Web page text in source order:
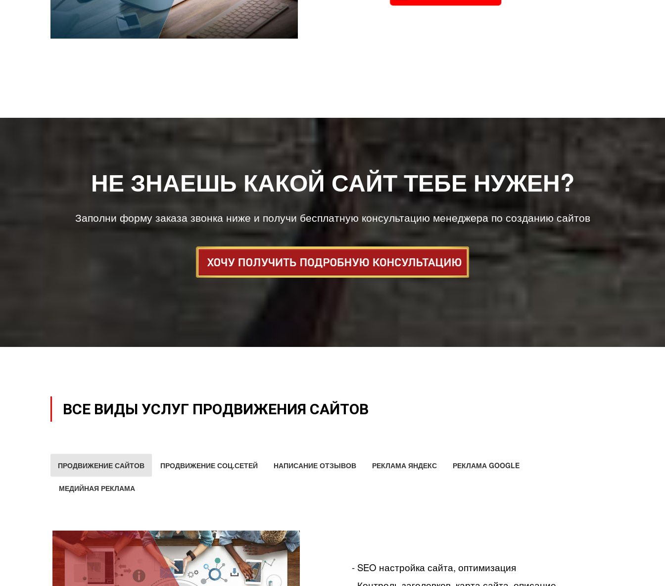
НЕ ЗНАЕШЬ КАКОЙ САЙТ ТЕБЕ НУЖЕН?
Заполни форму заказа звонка ниже и получи бесплатную консультацию менеджера по созданию сайтов
ВСЕ ВИДЫ УСЛУГ ПРОДВИЖЕНИЯ САЙТОВ
ПРОДВИЖЕНИЕ САЙТОВ ПРОДВИЖЕНИЕ СОЦ.СЕТЕЙ НАПИСАНИЕ ОТЗЫВОВ РЕКЛАМА ЯНДЕКС РЕКЛАМА GOOGLE
МЕДИЙНАЯ РЕКЛАМА
- SEO настройка сайта, оптимизация